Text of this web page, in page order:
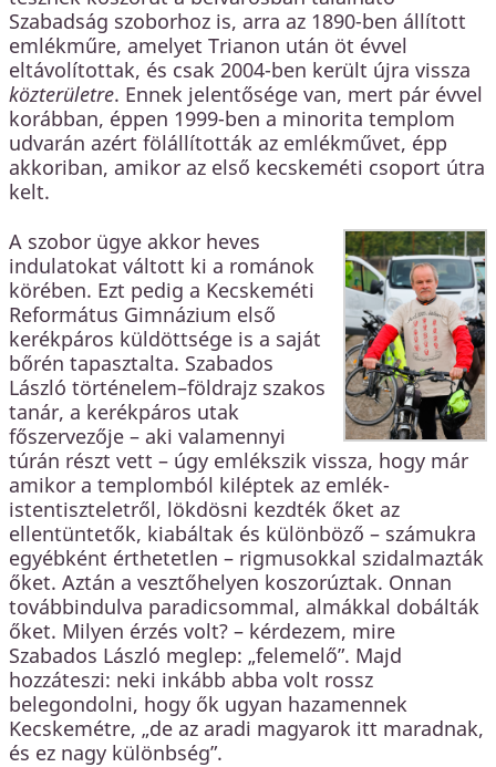
Szabadság szoborhoz is, arra az 1890-ben állított
emlékműre, amelyet Trianon után öt évvel
eltávolítottak, és csak 2004-ben került újra vissza
közterületre. Ennek jelentősége van, mert pár évvel
korábban, éppen 1999-ben a minorita templom
udvarán azért fölállították az emlékművet, épp
akkoriban, amikor az első kecskeméti csoport útra
kelt.
A szobor ügye akkor heves
indulatokat váltott ki a románok
körében. Ezt pedig a Kecskeméti
Református Gimnázium első
kerékpáros küldöttsége is a saját
bőrén tapasztalta. Szabados
László történelem–földrajz szakos
tanár, a kerékpáros utak
főszervezője – aki valamennyi
túrán részt vett – úgy emlékszik vissza, hogy már
amikor a templomból kiléptek az emlék-
istentiszteletről, lökdösni kezdték őket az
ellentüntetők, kiabáltak és különböző – számukra
egyébként érthetetlen – rigmusokkal szidalmazták
őket. Aztán a vesztőhelyen koszorúztak. Onnan
továbbindulva paradicsommal, almákkal dobálták
őket. Milyen érzés volt? – kérdezem, mire
Szabados László meglep: „felemelő”. Majd
hozzáteszi: neki inkább abba volt rossz
belegondolni, hogy ők ugyan hazamennek
Kecskemétre, „de az aradi magyarok itt maradnak,
és ez nagy különbség”.